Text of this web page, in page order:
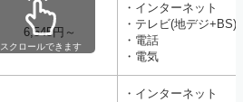
6,545円～
・インターネット
・テレビ(地デジ+BS)
・電話
・電気
・インターネット
スクロールできます